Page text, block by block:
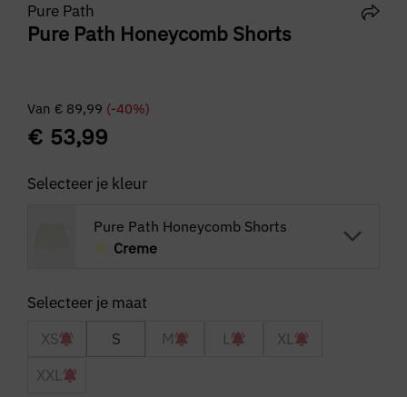
Pure Path
Pure Path Honeycomb Shorts
Van € 89,99 (-40%)
€ 53,99
Selecteer je kleur
Pure Path Honeycomb Shorts
Creme
XS S M L
XL
XXL